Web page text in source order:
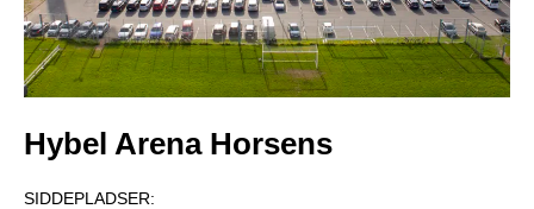
Hybel Arena Horsens
SIDDEPLADSER: